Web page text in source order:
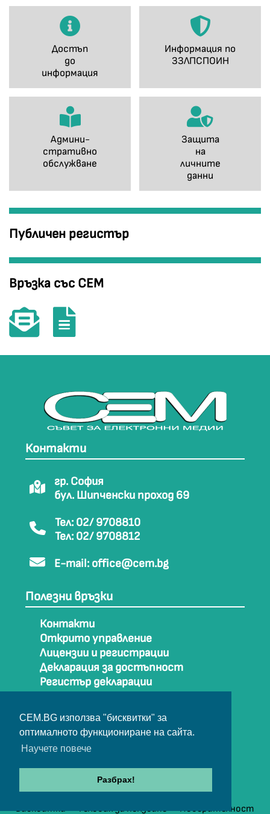
CEM.BG използва "бисквитки" за
оптималното функциониране на сайта.
Научете повече
Разбрах!
Достъп
до
информация
Информация по
ЗЗЛПСПОИН
Админи-
стративно
обслужване
Защита
на
личните
данни
Публичен регистър
Връзка със СЕМ
Контакти
гр. София
бул. Шипченски проход 69
Тел: 02/ 9708810
Тел: 02/ 9708812
E-mail: office@cem.bg
Полезни връзки
Контакти
Открито управление
Лицензии и регистрации
Декларация за достъпност
Регистър декларации
Карта на сайта
Архив
© Съвет за електронни медии 2025
Бисквитки Условия за ползване Поверителност